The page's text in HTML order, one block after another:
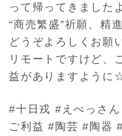
って帰ってきました
“商売繁盛”祈願、精
どうぞよろしくお 願
リモートですけど、
益がありますように
#十日戎 #えべっさ
ご利益 #陶芸 #陶器